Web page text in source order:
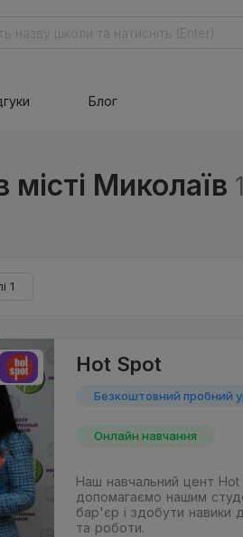
Блог
місті Миколаїв
1
Hot Spot
Безкоштовний пробний
Онлайн навчання
Наш навчальний цент Hot
допомагаємо нашим
бар'єр і здобути навики
та роботи.